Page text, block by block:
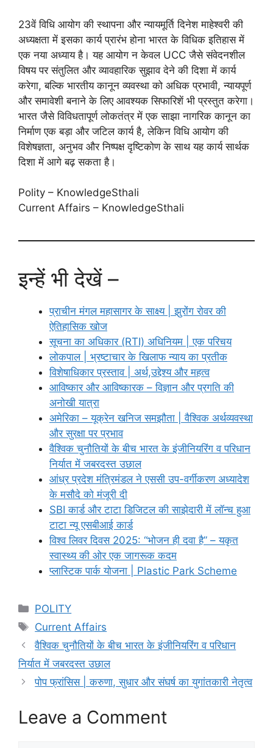
23वें विधि आयोग की स्थापना और न्यायमूर्ति दिनेश माहेश्वरी की
अध्यक्षता में इसका कार्य प्रारंभ होना भारत के विधिक इतिहास में
एक नया अध्याय है। यह आयोग न केवल UCC जैसे संवेदनशील
विषय पर संतुलित और व्यावहारिक सुझाव देने की दिशा में कार्य
करेगा, बल्कि भारतीय कानून व्यवस्था को अधिक प्रभावी, न्यायपूर्ण
और समावेशी बनाने के लिए आवश्यक सिफारिशें भी प्रस्तुत करेगा।
भारत जैसे विविधतापूर्ण लोकतंत्र में एक साझा नागरिक कानून का
निर्माण एक बड़ा और जटिल कार्य है, लेकिन विधि आयोग की
विशेषज्ञता, अनुभव और निष्पक्ष दृष्टिकोण के साथ यह कार्य सार्थक
दिशा में आगे बढ़ सकता है।
Polity – KnowledgeSthali
Current Affairs – KnowledgeSthali
इन्हें भी देखें –
प्राचीन मंगल महासागर के साक्ष्य | झुरोंग रोवर की
ऐतिहासिक खोज
सूचना का अधिकार (RTI) अधिनियम | एक परिचय
लोकपाल | भ्रष्टाचार के खिलाफ न्याय का प्रतीक
विशेषाधिकार प्रस्ताव | अर्थ,उद्देश्य और महत्व
आविष्कार और आविष्कारक – विज्ञान और प्रगति की
अनोखी यात्रा
अमेरिका – यूक्रेन खनिज समझौता | वैश्विक अर्थव्यवस्था
और सुरक्षा पर प्रभाव
वैश्विक चुनौतियों के बीच भारत के इंजीनियरिंग व परिधान
निर्यात में जबरदस्त उछाल
आंध्र प्रदेश मंत्रिमंडल ने एससी उप-वर्गीकरण अध्यादेश
के मसौदे को मंजूरी दी
SBI कार्ड और टाटा डिजिटल की साझेदारी में लॉन्च हुआ
टाटा न्यू एसबीआई कार्ड
विश्व लिवर दिवस 2025: “भोजन ही दवा है” – यकृत
स्वास्थ्य की ओर एक जागरूक कदम
प्लास्टिक पार्क योजना | Plastic Park Scheme
Categories
POLITY
Tags
Current Affairs
वैश्विक चुनौतियों के बीच भारत के इंजीनियरिंग व परिधान
निर्यात में जबरदस्त उछाल
पोप फ्रांसिस | करुणा, सुधार और संघर्ष का युगांतकारी नेतृत्व
Leave a Comment